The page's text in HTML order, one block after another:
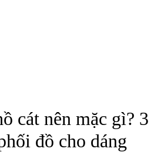
cát nên mặc gì? 3
đồ cho dáng